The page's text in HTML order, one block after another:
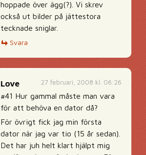
hoppade över ägg(?). Vi skrev
också ut bilder på jättestora
tecknade sniglar.
Svara
27 februari, 2008 kl. 06:26
Love
#41 Hur gammal måste man vara
för att behöva en dator då?
För övrigt fick jag min första
dator när jag var tio (15 år sedan).
Det har juh helt klart hjälpt mig